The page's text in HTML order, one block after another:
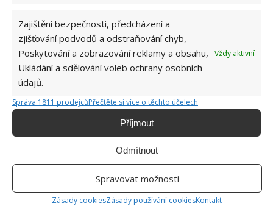
Zajištění bezpečnosti, předcházení a
zjišťování podvodů a odstraňování chyb,
Poskytování a zobrazování reklamy a obsahu,
Ukládání a sdělování voleb ochrany osobních
údajů.
Vždy aktivní
Správa 1811 prodejcůPřečtěte si více o těchto účelech
Příjmout
Odmítnout
Spravovat možnosti
Zásady cookiesZásady používání cookiesKontakt
Test znalostí o řeči a slovníku za socialismu:
Stačí 10 otázek, aby Češi zjistili, kolik toho
zapomněli
BUĎTE PRVNÍ KDO PŘIDÁ KOMENTÁŘ
Napište komentář
Vaše e-mailová adresa nebude zveřejněna.
Komentář